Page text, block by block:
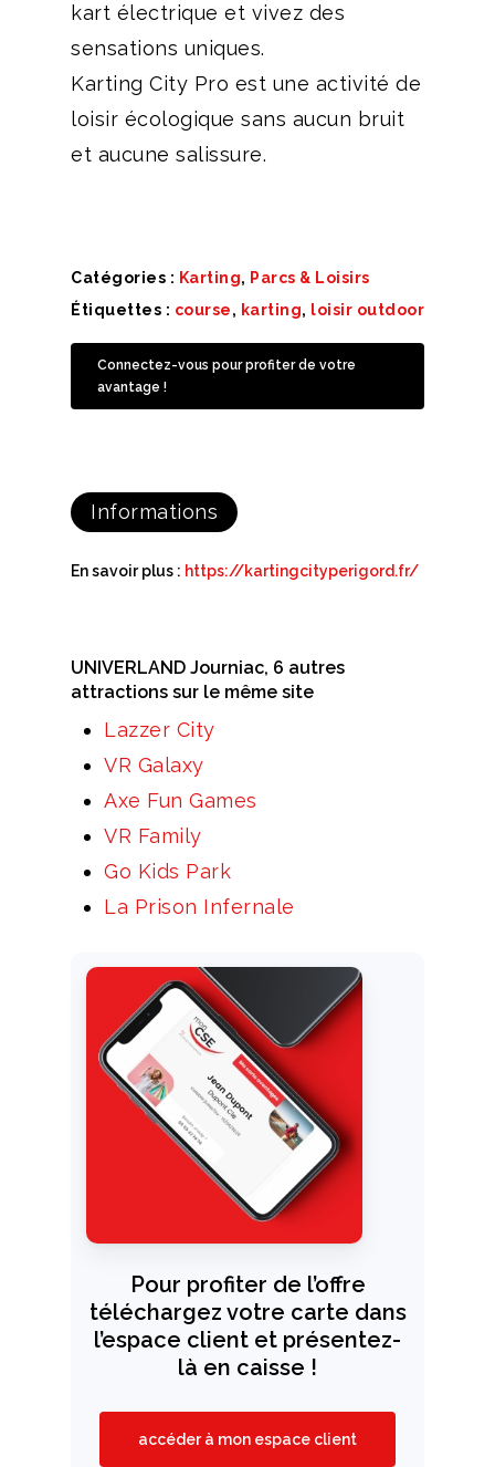
kart électrique et vivez des
sensations uniques.
Karting City Pro est une activité de
loisir écologique sans aucun bruit
et aucune salissure.
Catégories : Karting, Parcs & Loisirs
Étiquettes : course, karting, loisir outdoor
Connectez-vous pour profiter de votre
avantage !
Informations
En savoir plus : https://kartingcityperigord.fr/
UNIVERLAND Journiac, 6 autres
attractions sur le même site
Lazzer City
VR Galaxy
Axe Fun Games
VR Family
Go Kids Park
La Prison Infernale
Pour profiter de l’offre
téléchargez votre carte dans
l’espace client et présentez-
là en caisse !
accéder à mon espace client